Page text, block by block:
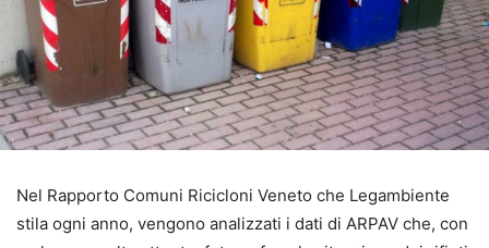
Nel Rapporto Comuni Ricicloni Veneto che Legambiente
stila ogni anno, vengono analizzati i dati di ARPAV che, con